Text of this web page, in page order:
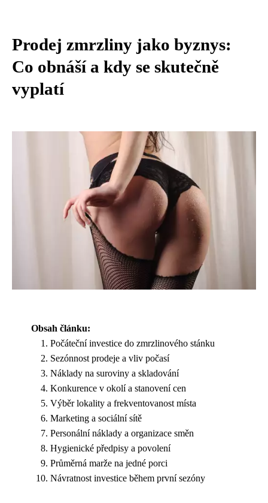
Prodej zmrzliny jako byznys:
Co obnáší a kdy se skutečně
vyplatí
Obsah článku:
Počáteční investice do zmrzlinového stánku
Sezónnost prodeje a vliv počasí
Náklady na suroviny a skladování
Konkurence v okolí a stanovení cen
Výběr lokality a frekventovanost místa
Marketing a sociální sítě
Personální náklady a organizace směn
Hygienické předpisy a povolení
Průměrná marže na jedné porci
Návratnost investice během první sezóny